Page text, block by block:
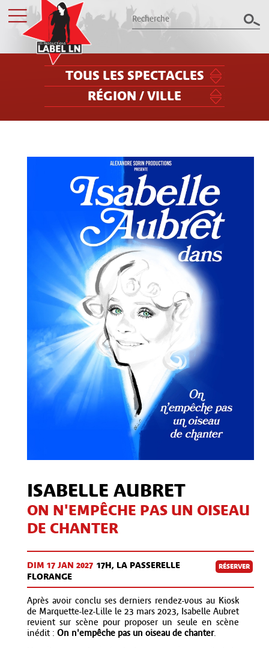
présentent le meilleur des spectacles
Billetterie
Groupes / CSE
Label LN
Archives
Contact
S'inscrire à notre Newsletter
Mon compte Client
Mon compte CSE
Mentions légales
TOUS LES SPECTACLES
RÉGION / VILLE
ISABELLE AUBRET
ON N'EMPÊCHE PAS UN OISEAU
DE CHANTER
DIM 17 JAN 2027 17H, LA PASSERELLE
FLORANGE
RÉSERVER
Après avoir conclu ses derniers rendez-vous au Kiosk
de Marquette-lez-Lille le 23 mars 2023, Isabelle Aubret
revient sur scène pour proposer un seule en scène
inédit : On n'empêche pas un oiseau de chanter.